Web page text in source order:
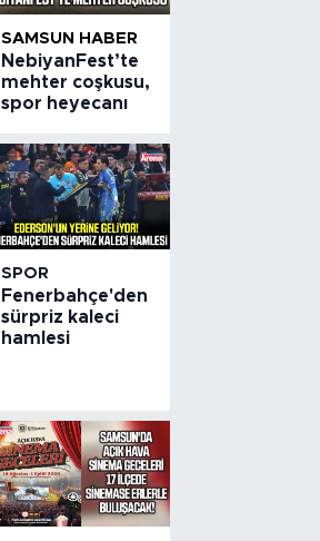
SAMSUN HABER
NebiyanFest’te
mehter coşkusu,
spor heyecanı
SPOR
Fenerbahçe'den
sürpriz kaleci
hamlesi